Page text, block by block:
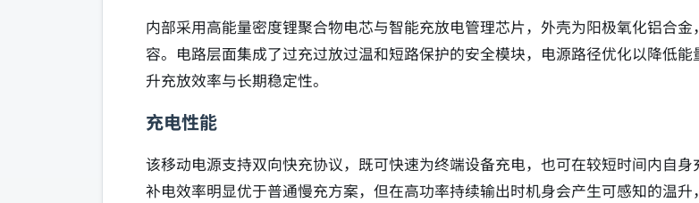
内部采用高能量密度锂聚合物电芯与智能充放电管理芯片，外壳为阳极氧化铝合
容。电路层面集成了过充过放过温和短路保护的安全模块，电源路径优化以降低
升充放效率与长期稳定性。
充电性能
该移动电源支持双向快充协议，既可快速为终端设备充电，也可在较短时间内自
补电效率明显优于普通慢充方案，但在高功率持续输出时机身会产生可感知的温